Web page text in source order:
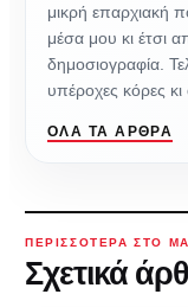
μικρή επαρχιακή
μέσα μου κι έτσι
δημοσιογραφία.
υπέροχες κόρες
ΌΛΑ ΤΑ ΆΡΘΡΑ
ΠΕΡΙΣΣΌΤΕΡΑ ΣΤΟ
Σχετικά